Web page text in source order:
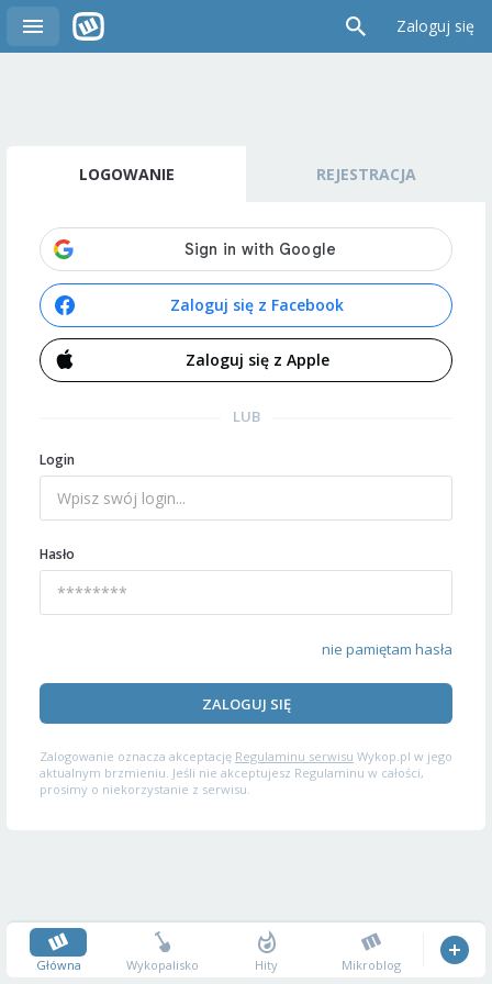
Zaloguj się
LOGOWANIE REJESTRACJA
Zaloguj się z Facebook
Zaloguj się z Apple
LUB
Login
Hasło
nie pamiętam hasła
ZALOGUJ SIĘ
Zalogowanie oznacza akceptację Regulaminu serwisu Wykop.pl w jego
aktualnym brzmieniu. Jeśli nie akceptujesz Regulaminu w całości,
prosimy o niekorzystanie z serwisu.
Główna Wykopalisko Hity Mikroblog